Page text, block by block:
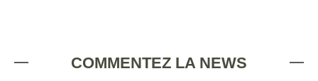
COMMENTEZ LA NEWS